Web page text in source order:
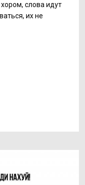
слова идут
их не